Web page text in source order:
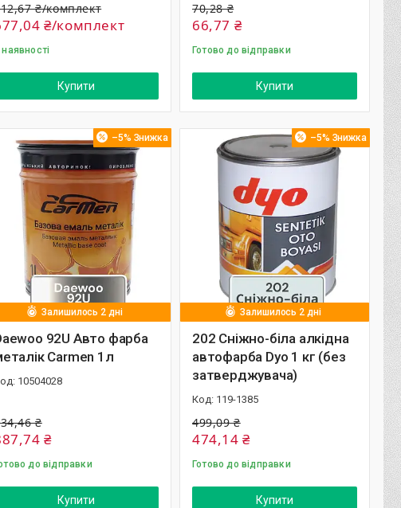
₴/комплект
₴/комплект
наявності
Купити
70,28 ₴
66,77 ₴
Готово до відправки
Купити
–5%
Залишилось 2 дні
92U Авто фарба
Carmen 1л
10504028
₴
₴
до відправки
Купити
–5%
Залишилось 2 дні
202 Сніжно-біла алкідна
автофарба Dyo 1 кг (без
затверджувача)
119-1385
499,09 ₴
474,14 ₴
Готово до відправки
Купити